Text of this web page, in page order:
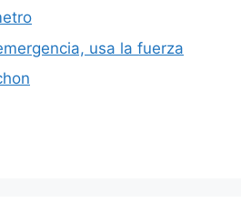
usa la fuerza